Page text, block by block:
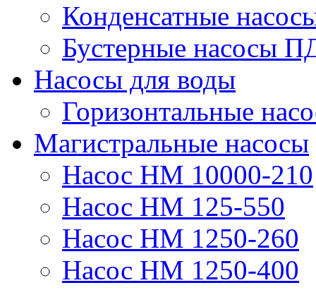
Конденсатные
Бустерные насосы
Насосы для воды
Горизонтальные
Магистральные насосы
Насос НМ 10000-210
Насос НМ 125-550
Насос НМ 1250-260
Насос НМ 1250-400